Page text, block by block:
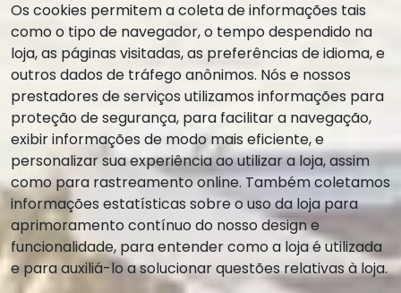
Os cookies permitem a coleta de informações tais
como o tipo de navegador, o tempo despendido na
loja, as páginas visitadas, as preferências de idioma, e
outros dados de tráfego anônimos. Nós e nossos
prestadores de serviços utilizamos informações para
proteção de segurança, para facilitar a navegação,
exibir informações de modo mais eficiente, e
personalizar sua experiência ao utilizar a loja, assim
como para rastreamento online. Também coletamos
informações estatísticas sobre o uso da loja para
aprimoramento contínuo do nosso design e
funcionalidade, para entender como a loja é utilizada
e para auxiliá-lo a solucionar questões relativas à loja.